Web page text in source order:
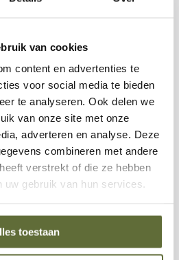
van cookies
content en advertenties te
voor social media te bieden
te analyseren. Ook delen we
van onze site met onze
adverteren en analyse. Deze
combineren met andere
verstrekt of die ze hebben
uw gebruik van hun services.
toestaan
van 3 mm, een gewicht rond de
staat de Forno Ronde
De vuurtafel wordt
de karakteristieke cortenstaal
van 4–5 maanden vormt.
is meer dan een vuurelement;
samenzijn, gesprek en